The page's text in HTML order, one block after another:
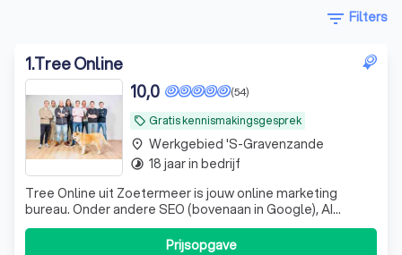
filter_list Filters
1.Tree Online
local_offer Gratis kennismakingsgesprek
(54)
10,0
Tree Online uit Zoetermeer is jouw online marketing
bureau. Onder andere SEO (bovenaan in Google), AI
marketing, Google Ads, Social Media, Amazon marketing
en conversie optimalisatie.Prijsopgave
place Werkgebied 's-Gravenzande
timelapse 18 jaar in bedrijf